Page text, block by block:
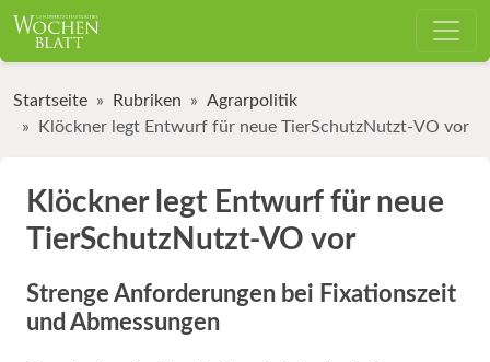
Startseite Rubriken
Agrarpolitik
Klöckner legt Entwurf für neue TierSchutzNutzt-VO vor
Klöckner legt Entwurf für neue
TierSchutzNutzt-VO vor
Strenge Anforderungen bei Fixationszeit
und Abmessungen